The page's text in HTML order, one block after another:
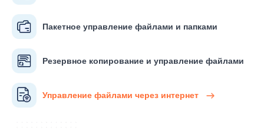
Пакетное управление файлами и папками
Резервное копирование и управление файлами
Управление файлами через интернет